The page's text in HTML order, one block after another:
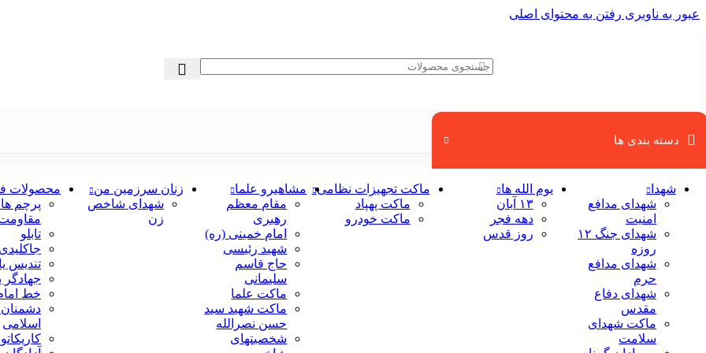
عبور به ناوبری رفتن به محتوای اصلی
دسته بندی ها
شهدا
شهدای مدافع
امنیت
شهدای جنگ ۱۲
روزه
شهدای مدافع
حرم
شهدای دفاع
مقدس
ماکت شهدای
سلامت
یوم الله ها
۱۳ آبان
دهه فجر
روز قدس
ماکت تجهیزات نظامی
ماکت پهپاد
ماکت خودرو
مشاهیرو علما
مقام معظم
رهبری
امام خمینی (ره)
شهید رئیسی
حاج قاسم
سلیمانی
ماکت علما
ماکت شهید سید
حسن نصرالله
شخصیتهای
زنان سرزمین من
شهدای شاخص
زن
محصولات
پرچم
تابلو
جاکلیدی
تندیس
خط
اسلامی